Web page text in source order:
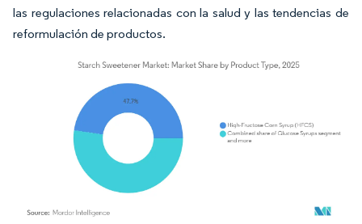
las regulaciones relacionadas con la salud y las tendencias de
reformulación de productos.